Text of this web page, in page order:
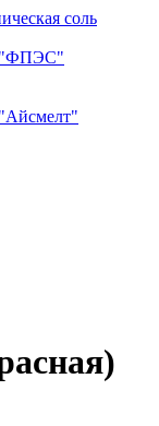
соль
"ФПЭС"